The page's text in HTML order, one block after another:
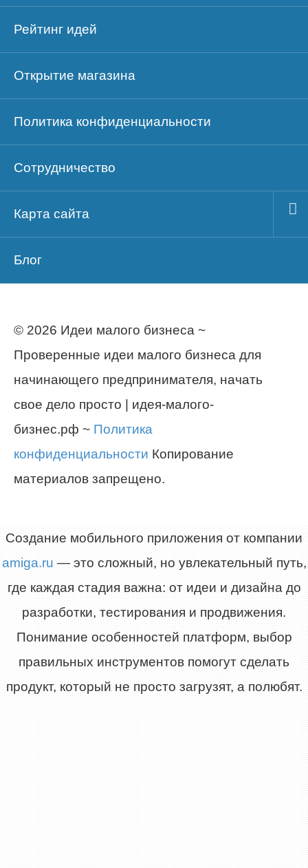
Рейтинг идей
Открытие магазина
Политика конфиденциальности
Сотрудничество
Карта сайта
Блог
© 2026 Идеи малого бизнеса ~
Проверенные идеи малого бизнеса для
начинающего предпринимателя, начать
свое дело просто | идея-малого-
бизнес.рф ~ Политика
конфиденциальности Копирование
материалов запрещено.
Создание мобильного приложения от компании
amiga.ru — это сложный, но увлекательный путь,
где каждая стадия важна: от идеи и дизайна до
разработки, тестирования и продвижения.
Понимание особенностей платформ, выбор
правильных инструментов помогут сделать
продукт, который не просто загрузят, а полюбят.